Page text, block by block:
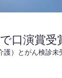
口演賞受
）とがん検診